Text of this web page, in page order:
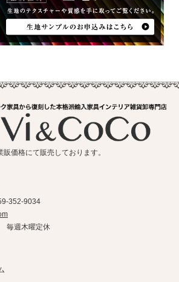
販価格にて販売しております。
352-9034
毎週木曜定休